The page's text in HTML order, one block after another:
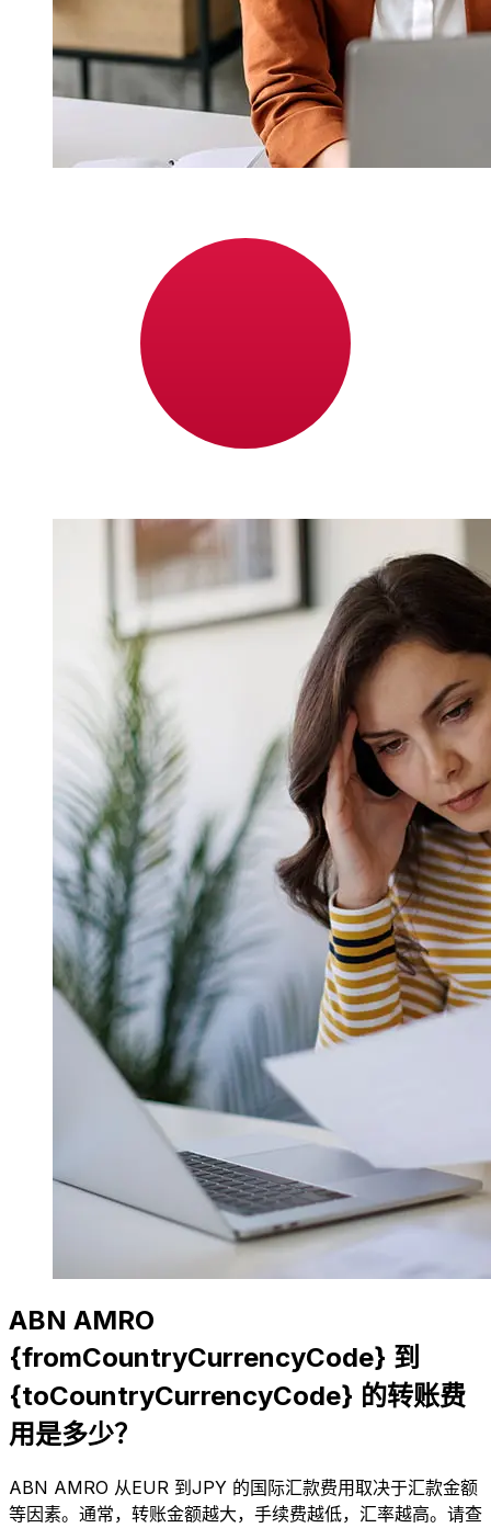
ABN AMRO EUR 到JPY 的传输速度有
使用ABN AMRO 从欧元成员国 转至日本 的国际转账的交付
时间因付款方式和交易时间而异。国际银行转账通常需要 1
ABN AMRO
{fromCountryCurrencyCode} 到
{toCountryCurrencyCode} 的转账费
用是多少？
ABN AMRO 从EUR 到JPY 的国际汇款费用取决于汇款金额
等因素。通常，转账金额越大，手续费越低，汇率越高。请查